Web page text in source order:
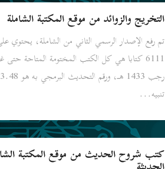
التخريج والزوائد من موقع المكتبة الشاملة
تم رفع الإصدار الرسمي الثاني من الشاملة، يحتوي
6111 كتابا هي كل الكتب المختومة المتاحة حتى
رجب 1433 هـ، ورقم التحديث البرمجي به هو 3.48
تنبيه...
كتب شروح الحديث من موقع المكتبة